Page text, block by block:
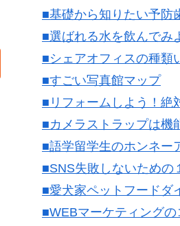
■基礎から知りたい予防
■選ばれる水を飲んでみ
■シェアオフィスの種類
■すごい写真館マップ
■リフォームしよう！絶
■カメラストラップは機
■語学留学生のホンネー
■SNS失敗しないための
■愛犬家ペットフードダ
■WEBマーケティングの